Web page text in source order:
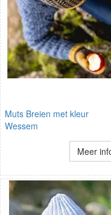
Muts Breien met kleur
Wessem
Meer